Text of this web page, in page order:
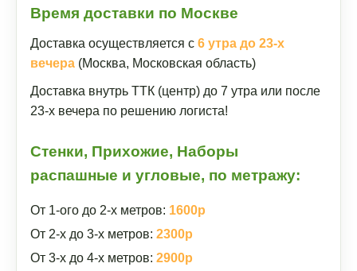
Время доставки по Москве
Доставка осуществляется с 6 утра до 23-х
вечера (Москва, Московская область)
Доставка внутрь ТТК (центр) до 7 утра или после
23-х вечера по решению логиста!
Стенки, Прихожие, Наборы
распашные и угловые, по метражу:
От 1-ого до 2-х метров: 1600р
От 2-х до 3-х метров: 2300р
От 3-х до 4-х метров: 2900р